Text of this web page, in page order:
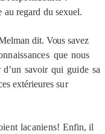
au regard du sexuel.
dit. Vous savez
que nous
d’un savoir qui guide sa
extérieures sur
lacaniens! Enfin, il